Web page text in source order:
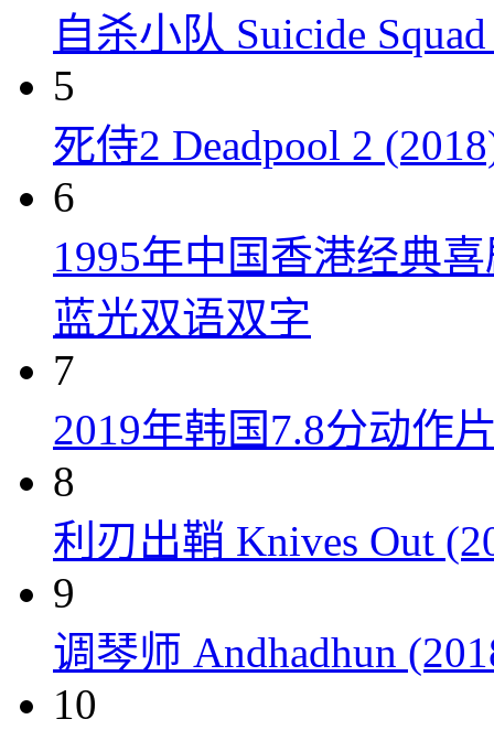
自杀小队 Suicide
5
死侍2 Deadpool 2
6
1995年中国香港经典
蓝光双语双字
7
2019年韩国7.8分动作
8
利刃出鞘 Knives Out
9
调琴师 Andhadhun
10